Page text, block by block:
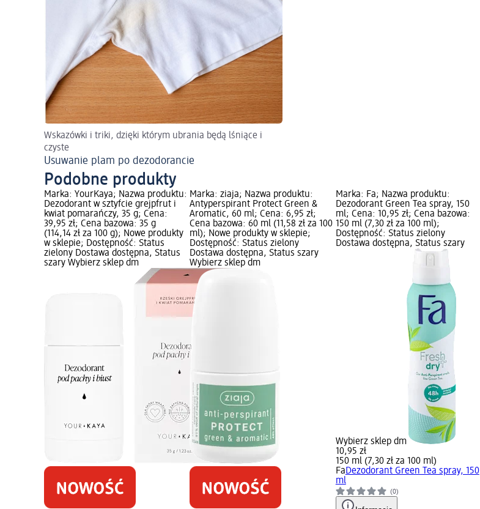
Wskazówki i triki, dzięki którym ubrania będą lśniące i
czyste
Usuwanie plam po dezodorancie
Podobne produkty
Marka: YourKaya; Nazwa produktu:
Dezodorant w sztyfcie grejpfrut i
kwiat pomarańczy, 35 g; Cena:
39,95 zł; Cena bazowa: 35 g
(114,14 zł za 100 g); Nowe produkty
w sklepie; Dostępność: Status
zielony Dostawa dostępna, Status
szary Wybierz sklep dm
Marka: ziaja; Nazwa produktu:
Antyperspirant Protect Green &
Aromatic, 60 ml; Cena: 6,95 zł;
Cena bazowa: 60 ml (11,58 zł za 100
ml); Nowe produkty w sklepie;
Dostępność: Status zielony
Dostawa dostępna, Status szary
Wybierz sklep dm
Marka: Fa; Nazwa produktu:
Dezodorant Green Tea spray, 150
ml; Cena: 10,95 zł; Cena bazowa:
150 ml (7,30 zł za 100 ml);
Dostępność: Status zielony
Dostawa dostępna, Status szary
Wybierz sklep dm
10,95 zł
150 ml (7,30 zł za 100 ml)
FaDezodorant Green Tea spray, 150
ml
(0)